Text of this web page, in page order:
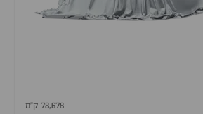
78,678 ק"מ